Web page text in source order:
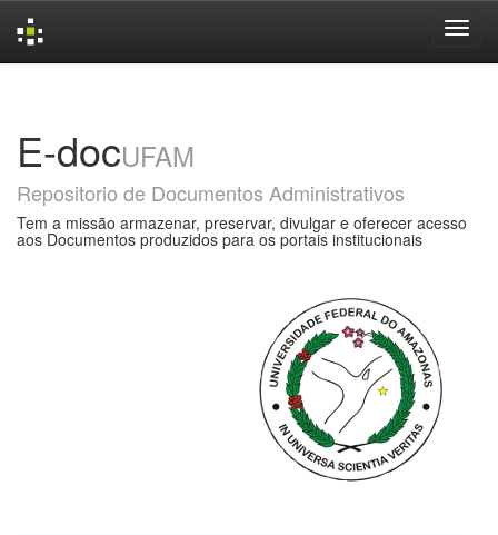
E-docUFAM
Repositorio de Documentos Administrativos
Tem a missão armazenar, preservar, divulgar e oferecer acesso
aos Documentos produzidos para os portais institucionais